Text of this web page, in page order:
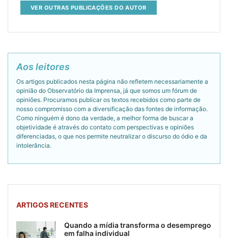
VER OUTRAS PUBLICAÇÕES DO AUTOR
Aos leitores
Os artigos publicados nesta página não refletem necessariamente a
opinião do Observatório da Imprensa, já que somos um fórum de
opiniões. Procuramos publicar os textos recebidos como parte de
nosso compromisso com a diversificação das fontes de informação.
Como ninguém é dono da verdade, a melhor forma de buscar a
objetividade é através do contato com perspectivas e opiniões
diferenciadas, o que nos permite neutralizar o discurso do ódio e da
intolerância.
ARTIGOS RECENTES
Quando a mídia transforma o desemprego
em falha individual